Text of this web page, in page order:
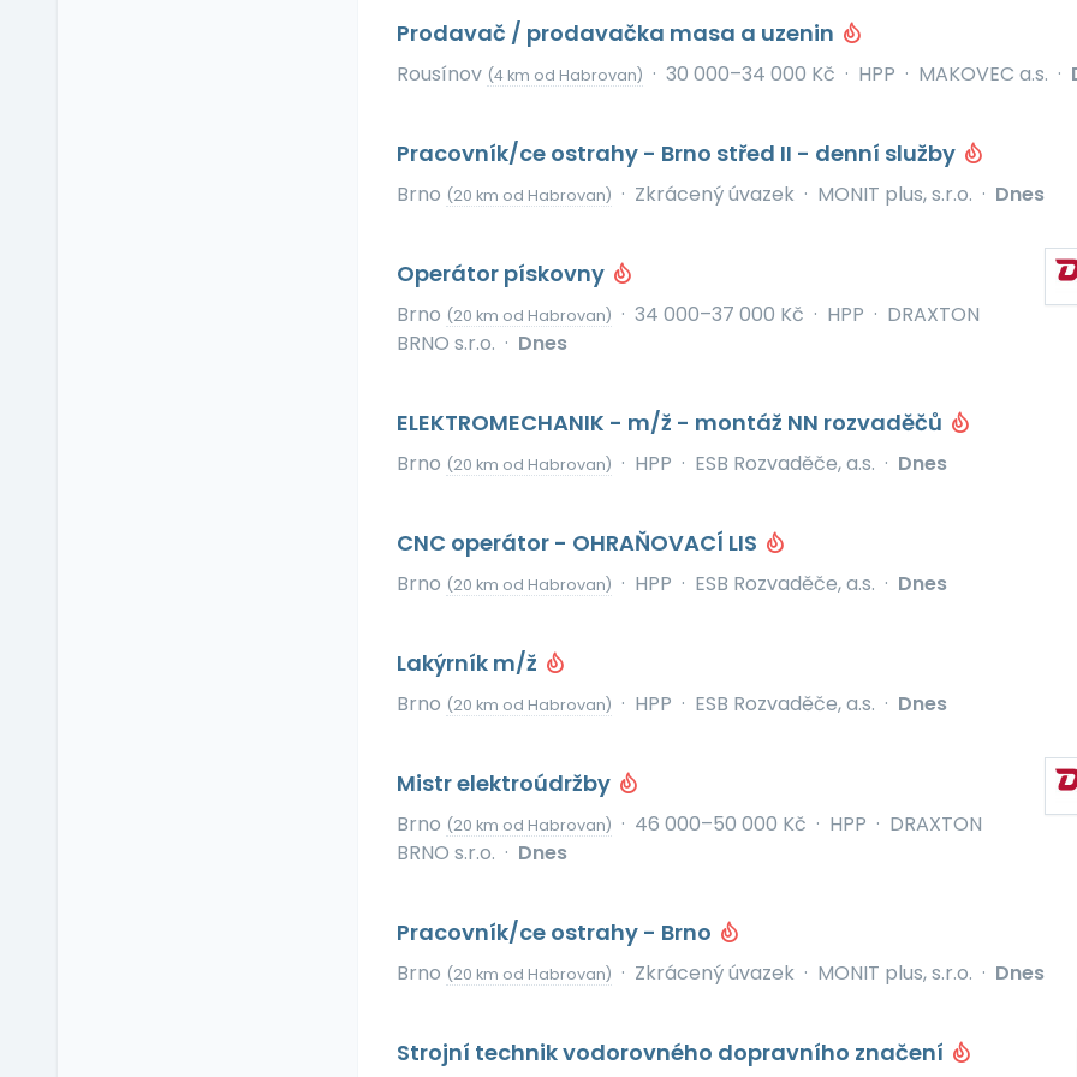
Prodavač / prodavačka masa a uzenin
Rousínov (4 km od Habrovan) · 30 000–34 000 Kč · HPP · MAKOVEC a.s. ·
Pracovník/ce ostrahy - Brno střed II - denní služby
Brno (20 km od Habrovan) · Zkrácený úvazek · MONIT plus, s.r.o. · Dnes
Operátor pískovny
Brno (20 km od Habrovan) · 34 000–37 000 Kč · HPP · DRAXTON
BRNO s.r.o. · Dnes
ELEKTROMECHANIK - m/ž - montáž NN rozvaděčů
Brno (20 km od Habrovan) · HPP · ESB Rozvaděče, a.s. · Dnes
CNC operátor - OHRAŇOVACÍ LIS
Brno (20 km od Habrovan) · HPP · ESB Rozvaděče, a.s. · Dnes
Lakýrník m/ž
Brno (20 km od Habrovan) · HPP · ESB Rozvaděče, a.s. · Dnes
Mistr elektroúdržby
Brno (20 km od Habrovan) · 46 000–50 000 Kč · HPP · DRAXTON
BRNO s.r.o. · Dnes
Pracovník/ce ostrahy - Brno
Brno (20 km od Habrovan) · Zkrácený úvazek · MONIT plus, s.r.o. · Dnes
Strojní technik vodorovného dopravního značení